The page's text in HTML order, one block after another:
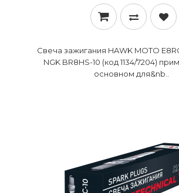
Свеча зажигания HAWK MOTO
NGK BR8HS-10 (код 1134/7204)
основном для&nb..